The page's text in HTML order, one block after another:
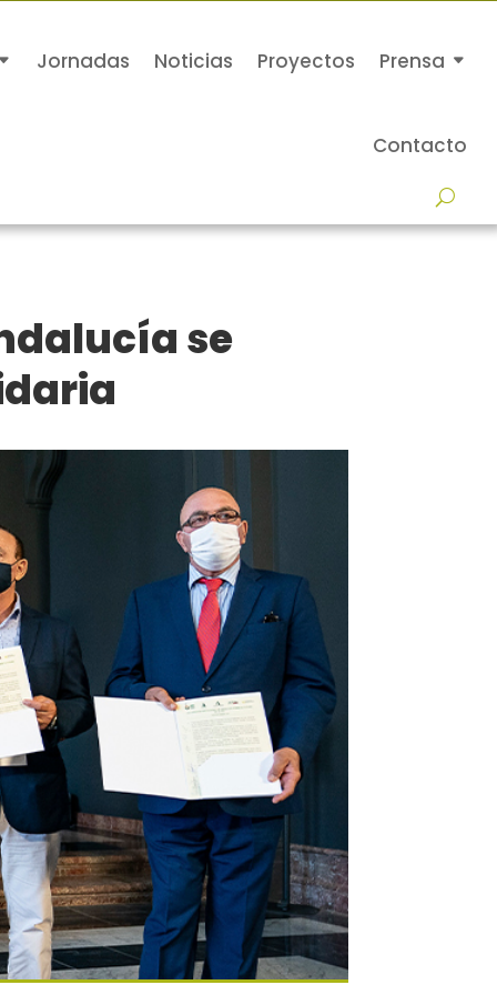
Jornadas Noticias Proyectos Prensa
Contacto
se